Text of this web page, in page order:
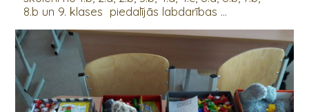
8.b un 9. klases piedalījās labdarības ...